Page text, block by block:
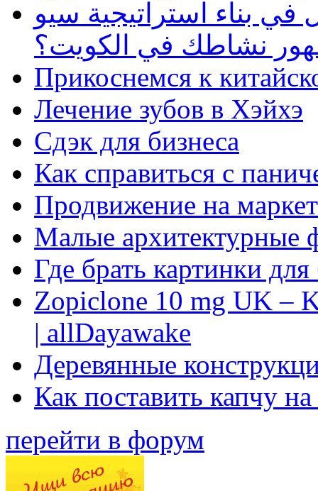
بناء استراتيجية سيو
نشاطك في الكويت؟
Прикоснемся к
Лечение зубов в Хэйхэ
Сдэк для бизнеса
Как справиться с
Продвижение на
Малые архитектурные
Где брать картинки
Zopiclone 10 mg UK –
| allDayawake
Деревянные
Как поставить капчу
перейти в форум